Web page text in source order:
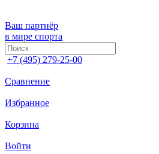
Ваш партнёр
в мире спорта
+7 (495) 279-25-00
Сравнение
Избранное
Корзина
Войти